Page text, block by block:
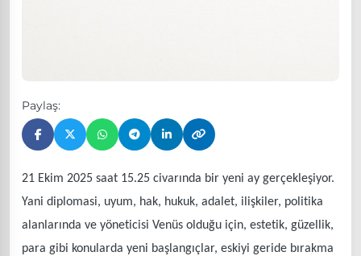
Paylaş:
21 Ekim 2025 saat 15.25 civarında bir yeni ay gerçekleşiyor.
Yani diplomasi, uyum, hak, hukuk, adalet, ilişkiler, politika
alanlarında ve yöneticisi Venüs olduğu için, estetik, güzellik,
para gibi konularda yeni başlangıçlar, eskiyi geride bırakma